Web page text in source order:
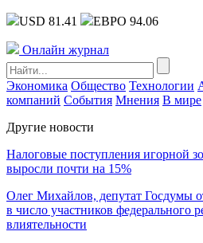
USD 81.41 ЕВРО 94.06
Онлайн журнал
Экономика Общество Технологии
компаний События Мнения В мире
Другие новости
Налоговые поступления игорной
выросли почти на 15%
Олег Михайлов, депутат Госдумы
в число участников федерального
влиятельности